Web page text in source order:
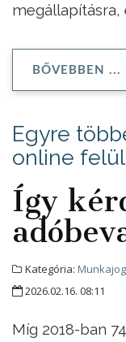
megállapításra,
BŐVEBBEN ...
Egyre
online
Így
Kategória: Munkajog
2026.02.16. 08:11
Míg 2018-ban